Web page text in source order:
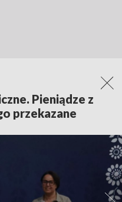
Pieniądze z
przekazane